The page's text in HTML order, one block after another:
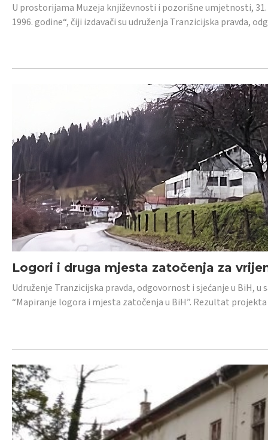
U prostorijama Muzeja književnosti i pozorišne umjetnosti,
1996. godine“, čiji izdavači su udruženja Tranzicijska pravda,
Logori i druga mjesta zatočenja za
Udruženje Tranzicijska pravda, odgovornost i sjećanje u BiH,
“Mapiranje logora i mjesta zatočenja u BiH”. Rezultat